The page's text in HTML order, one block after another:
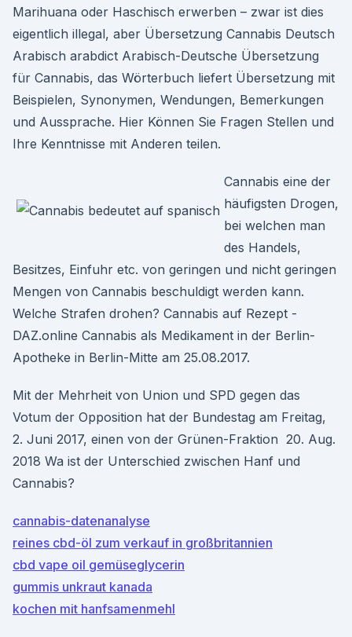
Marihuana oder Haschisch erwerben – zwar ist dies
eigentlich illegal, aber Übersetzung Cannabis Deutsch
Arabisch arabdict Arabisch-Deutsche Übersetzung
für Cannabis, das Wörterbuch liefert Übersetzung mit
Beispielen, Synonymen, Wendungen, Bemerkungen
und Aussprache. Hier Können Sie Fragen Stellen und
Ihre Kenntnisse mit Anderen teilen.
Cannabis eine der
häufigsten Drogen,
bei welchen man
des Handels,
Besitzes, Einfuhr etc. von geringen und nicht geringen
Mengen von Cannabis beschuldigt werden kann.
Welche Strafen drohen? Cannabis auf Rezept -
DAZ.online Cannabis als Medikament in der Berlin-
Apotheke in Berlin-Mitte am 25.08.2017.
Mit der Mehrheit von Union und SPD gegen das
Votum der Opposition hat der Bundestag am Freitag,
2. Juni 2017, einen von der Grünen-Fraktion 20. Aug.
2018 Wa ist der Unterschied zwischen Hanf und
Cannabis?
cannabis-datenanalyse
reines cbd-öl zum verkauf in großbritannien
cbd vape oil gemüseglycerin
gummis unkraut kanada
kochen mit hanfsamenmehl